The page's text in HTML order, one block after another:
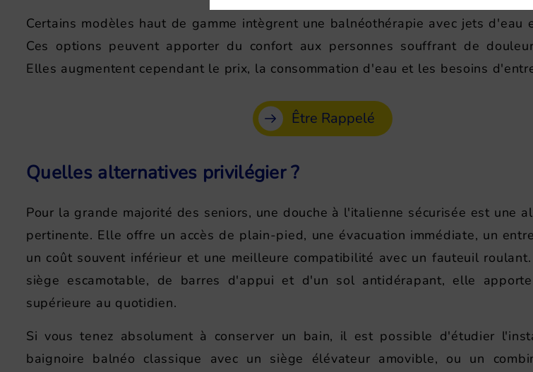
Certains modèles haut de gamme intègrent une balnéothérapie avec jets d'eau
Ces options peuvent apporter du confort aux personnes souffrant de
Elles augmentent cependant le prix, la consommation d'eau et les besoins
Être Rappelé
Quelles alternatives privilégier ?
Pour la grande majorité des seniors, une douche à l'italienne sécurisée est une
pertinente. Elle offre un accès de plain-pied, une évacuation immédiate, un
un coût souvent inférieur et une meilleure compatibilité avec un fauteuil
siège escamotable, de barres d'appui et d'un sol antidérapant, elle
supérieure au quotidien.
Si vous tenez absolument à conserver un bain, il est possible d'étudier
baignoire balnéo classique avec un siège élévateur amovible, ou un